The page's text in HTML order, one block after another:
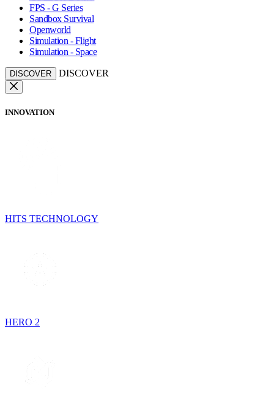
FPS - G Series
Sandbox Survival
Openworld
Simulation - Flight
Simulation - Space
DISCOVER DISCOVER
INNOVATION
HITS TECHNOLOGY
HERO 2